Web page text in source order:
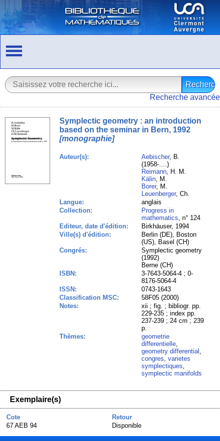
Recherche avancée
Symplectic geometry : an introduction
based on the seminar in Bern, 1992
[monographie]
Auteur(s): Aebischer, B.
(1958-....)
Reimann, H. M.
Kälin, M.
Borer, M.
Leuenberger, Ch.
Langue:
anglais
Collection:
Progress in
mathematics, n° 124
Editeur, date d'édition:
Birkhäuser, 1994
Ville(s) d'édition:
Berlin (DE), Boston
(US), Basel (CH)
Congrés:
Symplectic geometry
(1992)
Berne (CH)
ISBN:
3-7643-5064-4 ; 0-
8176-5064-4
ISSN:
0743-1643
Classification MSC:
58F05 (2000)
Notes:
xii ; fig. ; bibliogr. pp.
229-235 ; index pp.
237-239 ; 24 cm ; 239
p.
Thèmes:
geometrie
differentielle,
geometry differential ,
congres,varietes
symplectiques,
symplectic manifolds
Exemplaire(s)
Cote
Retour
67 AEB 94
Disponible